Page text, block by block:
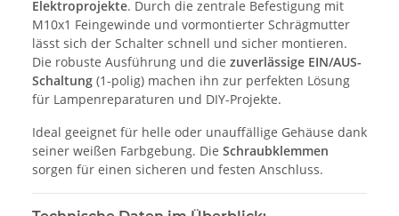
Elektroprojekte. Durch die zentrale Befestigung mit
M10x1 Feingewinde und vormontierter Schrägmutter
lässt sich der Schalter schnell und sicher montieren.
Die robuste Ausführung und die zuverlässige EIN/AUS-
Schaltung (1-polig) machen ihn zur perfekten Lösung
für Lampenreparaturen und DIY-Projekte.
Ideal geeignet für helle oder unauffällige Gehäuse dank
seiner weißen Farbgebung. Die Schraubklemmen
sorgen für einen sicheren und festen Anschluss.